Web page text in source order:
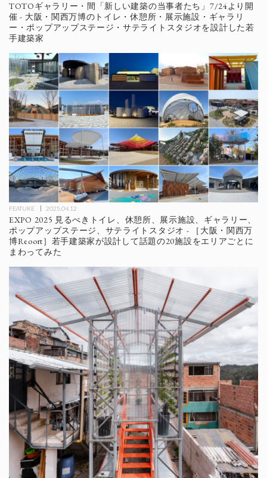
TOTOギャラリー・間「新しい建築の当事者たち」7/24より開
催 - 大阪・関西万博のトイレ・休憩所・展示施設・ギャラリ
ー・ポップアップステージ・サテライトスタジオを設計した若
手建築家
FEATURE 2025.04.12
EXPO 2025 見るべきトイレ、休憩所、展示施設、ギャラリー、
ポップアップステージ、サテライトスタジオ - ［大阪・関西万
博Reoort］若手建築家が設計して話題の20施設をエリアごとに
まわってみた